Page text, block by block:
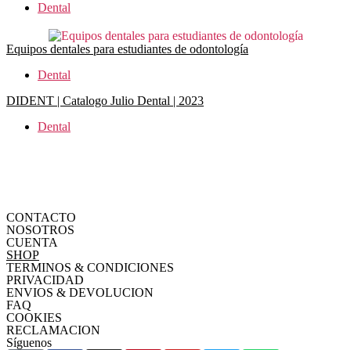
Dental
Equipos dentales para estudiantes de odontología
Dental
DIDENT | Catalogo Julio Dental | 2023
Dental
CONTACTO
NOSOTROS
CUENTA
SHOP
TERMINOS & CONDICIONES
PRIVACIDAD
ENVIOS & DEVOLUCION
FAQ
COOKIES
RECLAMACION
Síguenos